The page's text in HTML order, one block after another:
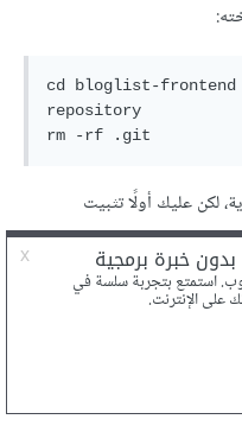
cd bloglist-
repository
لكن عليك أولًا تثبيت
npm install
يجب أن تحفظ تفاصيل